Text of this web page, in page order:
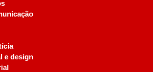
e design